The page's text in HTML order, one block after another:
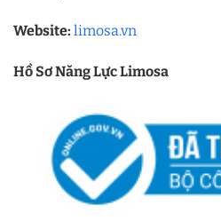
Website: limosa.vn
Hồ Sơ Năng Lực Limosa